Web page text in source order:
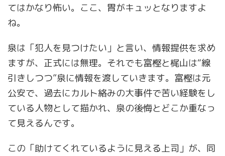
てはかなり怖い。ここ、胃がキュッとなりますよ
ね。
泉は「犯人を見つけたい」と言い、情報提供を求め
ますが、正式には無理。それでも富樫と梶山は“線
引きしつつ”泉に情報を渡していきます。富樫は元
公安で、過去にカルト絡みの大事件で苦い経験をし
ている人物として描かれ、泉の後悔とどこか重なっ
て見えるんです。
この「助けてくれているように見える上司」が、同